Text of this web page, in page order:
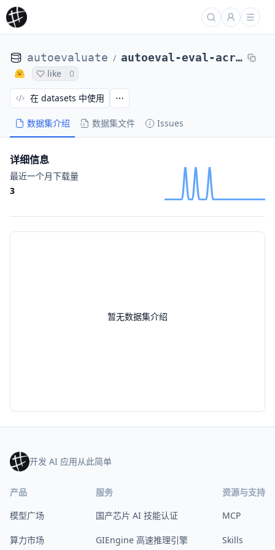
autoevaluate / autoeval-eval-acronym_identification-default-51509b-51004145308
like 0
数据集介绍 数据集文件 Issues
在 datasets 中使用
暂无数据集介绍
详细信息
最近一个月下载量
3
开发 AI 应用从此简单
产品
模型广场
算力市场
服务
国产芯片 AI 技能认证
GIEngine 高速推理引擎
资源与支持
MCP
Skills